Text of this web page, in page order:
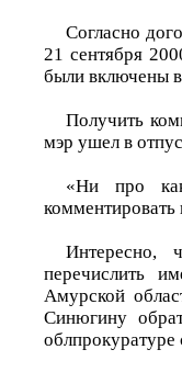
Согласно
21 сентября
были включены
Получить
мэр ушел в
«Ни про
комментировать
Интересно,
перечислить
Амурской
Синюгину